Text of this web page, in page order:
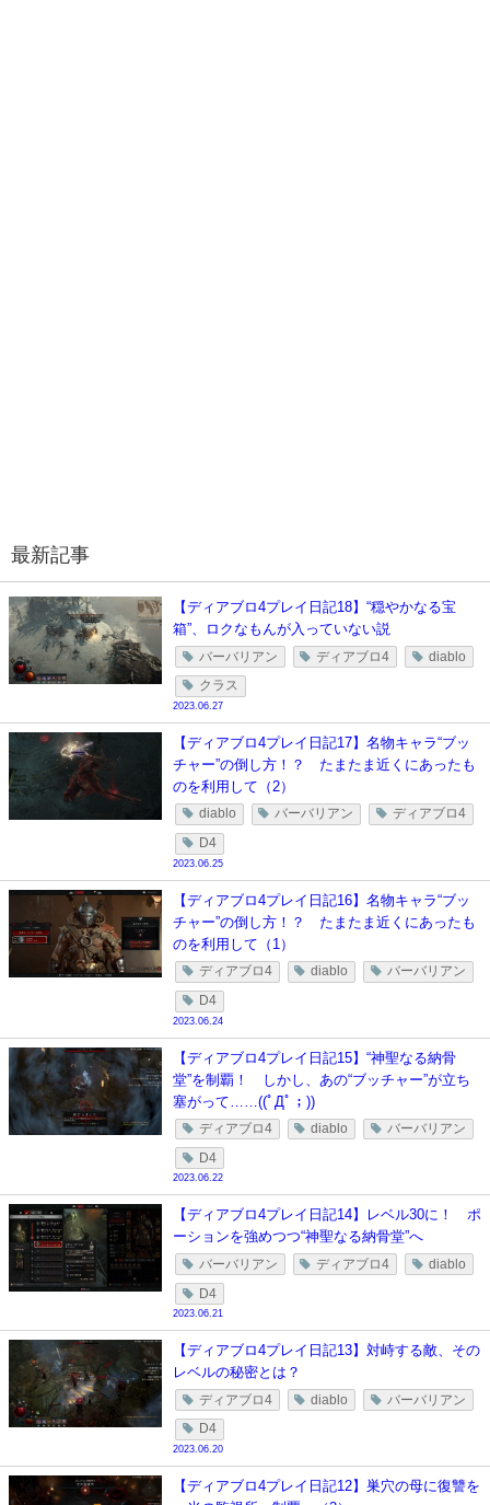
最新記事
【ディアブロ4プレイ日記18】“穏やかなる宝
箱”、ロクなもんが入っていない説
バーバリアン ディアブロ4 diablo
クラス
2023.06.27
【ディアブロ4プレイ日記17】名物キャラ“ブッ
チャー”の倒し方！？ たまたま近くにあったも
のを利用して（2）
diablo バーバリアン ディアブロ4
D4
2023.06.25
【ディアブロ4プレイ日記16】名物キャラ“ブッ
チャー”の倒し方！？ たまたま近くにあったも
のを利用して（1）
ディアブロ4 diablo バーバリアン
D4
2023.06.24
【ディアブロ4プレイ日記15】“神聖なる納骨
堂”を制覇！ しかし、あの“ブッチャー”が立ち
塞がって……((ﾟДﾟ；))
ディアブロ4 diablo バーバリアン
D4
2023.06.22
【ディアブロ4プレイ日記14】レベル30に！ ポ
ーションを強めつつ“神聖なる納骨堂”へ
バーバリアン ディアブロ4 diablo
D4
2023.06.21
【ディアブロ4プレイ日記13】対峙する敵、その
レベルの秘密とは？
ディアブロ4 diablo バーバリアン
D4
2023.06.20
【ディアブロ4プレイ日記12】巣穴の母に復讐を